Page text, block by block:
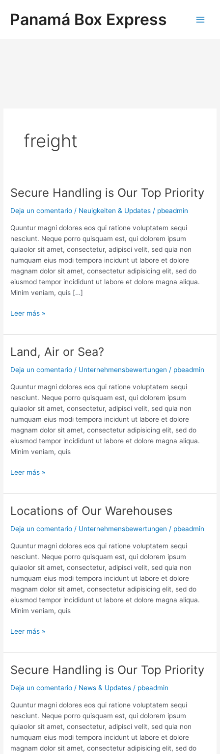
contenido
Panamá Box Express
freight
Secure Handling is Our Top Priority
Deja un comentario / Neuigkeiten & Updates / pbeadmin
Quuntur magni dolores eos qui ratione voluptatem sequi
nesciunt. Neque porro quisquam est, qui dolorem ipsum
quiaolor sit amet, consectetur, adipisci velit, sed quia non
numquam eius modi tempora incidunt ut labore et dolore
magnam dolor sit amet, consectetur adipisicing elit, sed do
eiusmod tempor incididunt ut labore et dolore magna aliqua.
Minim veniam, quis […]
Secure
is
Leer más »
Land, Air or Sea?
Deja un comentario / Unternehmensbewertungen / pbeadmin
Quuntur magni dolores eos qui ratione voluptatem sequi
nesciunt. Neque porro quisquam est, qui dolorem ipsum
quiaolor sit amet, consectetur, adipisci velit, sed quia non
numquam eius modi tempora incidunt ut labore et dolore
magnam dolor sit amet, consectetur adipisicing elit, sed do
eiusmod tempor incididunt ut labore et dolore magna aliqua.
Minim veniam, quis
Land,
or
Leer más »
Locations of Our Warehouses
Deja un comentario / Unternehmensbewertungen / pbeadmin
Quuntur magni dolores eos qui ratione voluptatem sequi
nesciunt. Neque porro quisquam est, qui dolorem ipsum
quiaolor sit amet, consectetur, adipisci velit, sed quia non
numquam eius modi tempora incidunt ut labore et dolore
magnam dolor sit amet, consectetur adipisicing elit, sed do
eiusmod tempor incididunt ut labore et dolore magna aliqua.
Minim veniam, quis
Locations
Our
Leer más »
Secure Handling is Our Top Priority
Deja un comentario / News & Updates / pbeadmin
Quuntur magni dolores eos qui ratione voluptatem sequi
nesciunt. Neque porro quisquam est, qui dolorem ipsum
quiaolor sit amet, consectetur, adipisci velit, sed quia non
numquam eius modi tempora incidunt ut labore et dolore
magnam dolor sit amet, consectetur adipisicing elit, sed do
Secure
is